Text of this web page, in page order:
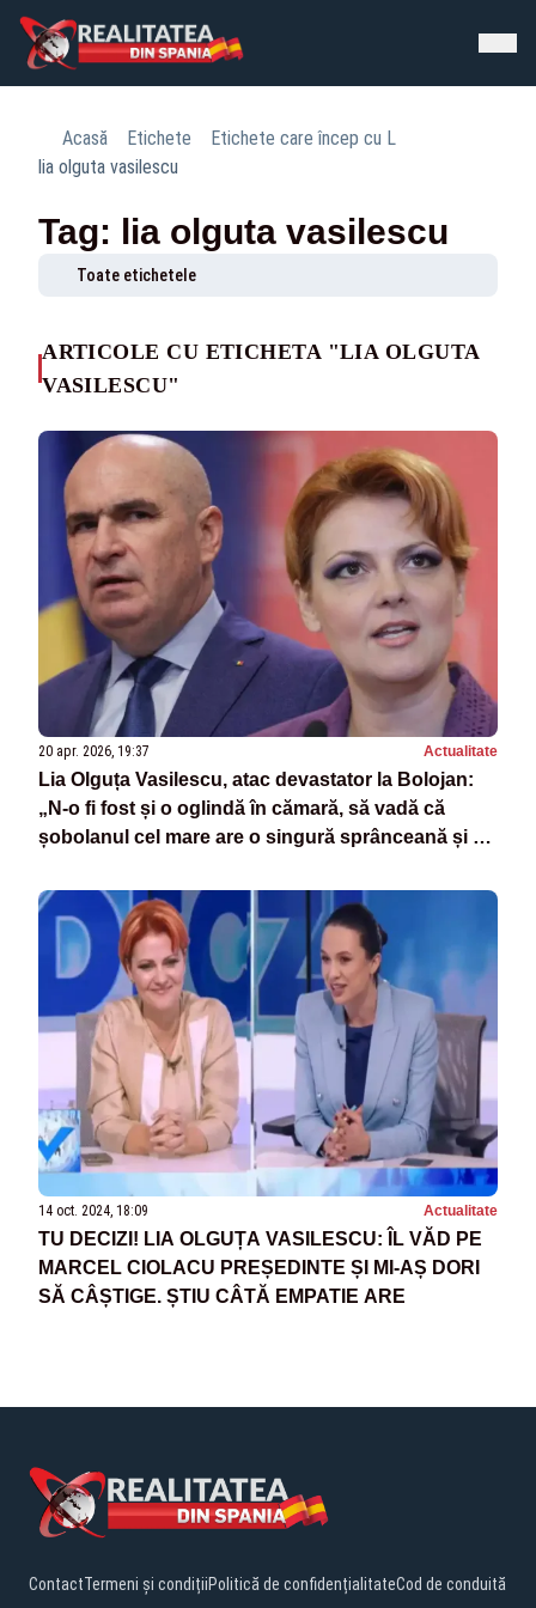
Acasă Etichete
Etichete care încep cu L
lia olguta vasilescu
Tag: lia olguta vasilescu
Toate etichetele
ARTICOLE CU ETICHETA "LIA OLGUTA
VASILESCU"
20 apr. 2026, 19:37 Actualitate
Lia Olguța Vasilescu, atac devastator la Bolojan:
„N‑o fi fost și o oglindă în cămară, să vadă că
șobolanul cel mare are o singură sprânceană și se
14 oct. 2024, 18:09 Actualitate
TU DECIZI! LIA OLGUȚA VASILESCU: ÎL VĂD PE
MARCEL CIOLACU PREȘEDINTE ȘI MI-AȘ DORI
SĂ CÂȘTIGE. ȘTIU CÂTĂ EMPATIE ARE
ContactTermeni și condițiiPolitică de confidențialitateCod de conduită